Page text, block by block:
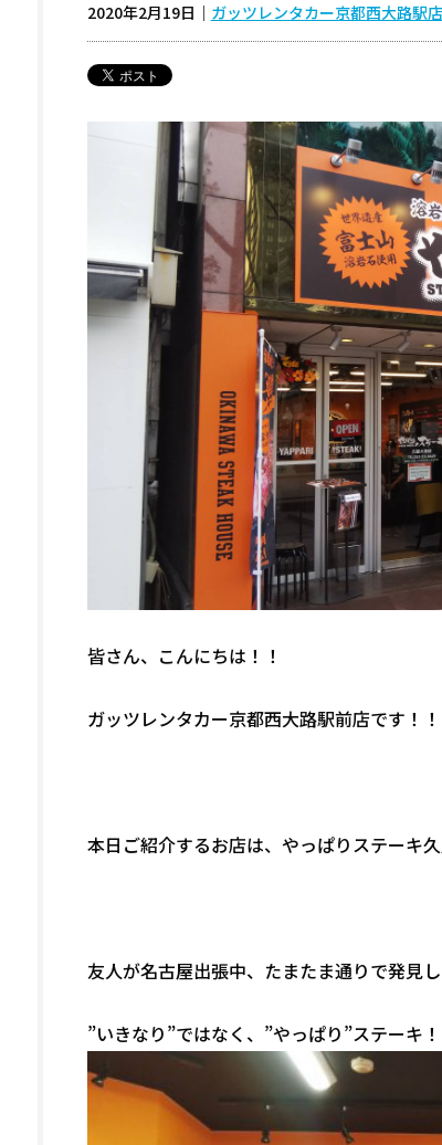
2020年2月19日 ｜ ガッツレンタカー京都西大路駅店
皆さん、こんにちは！！
ガッツレンタカー京都西大路駅前店です！！
本日ご紹介するお店は、やっぱりステーキ
友人が名古屋出張中、たまたま通りで発見
”いきなり”ではなく、”やっぱり”ステーキ！